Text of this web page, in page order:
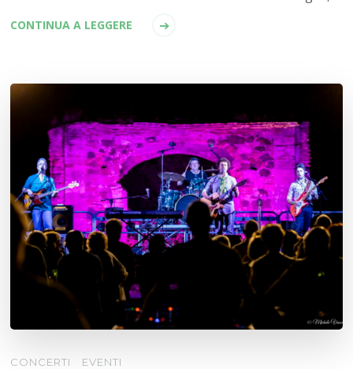
CONTINUA A LEGGERE
CONCERTI EVENTI